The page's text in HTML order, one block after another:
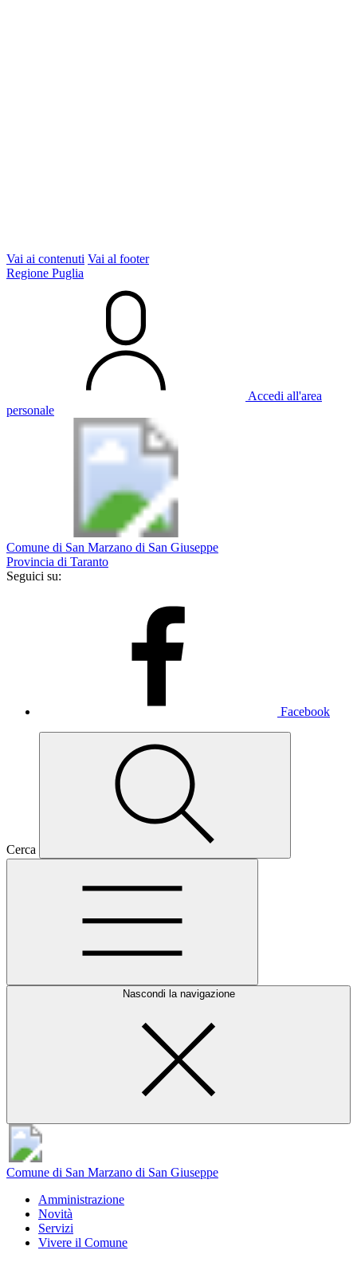
Vai ai contenuti Vai al footer
Regione Puglia
Accedi all'area
personale
Comune di San Marzano di San Giuseppe
Provincia di Taranto
Seguici su:
Facebook
Cerca
Nascondi la navigazione
Comune di San Marzano di San Giuseppe
Amministrazione
Novità
Servizi
Vivere il Comune